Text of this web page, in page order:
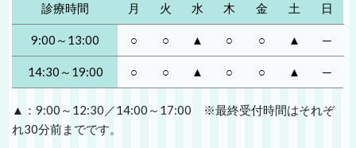
診療時間 月 火 水 木 金 土 日
9:00～13:00 ○ ○ ▲ ○ ○ ▲ ─
14:30～19:00 ○ ○ ▲ ○ ○ ▲ ─
▲：9:00～12:30／14:00～17:00 ※最終受付時間はそれぞ
れ30分前までです。